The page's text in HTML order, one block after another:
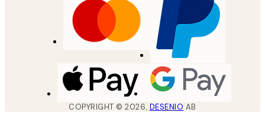
COPYRIGHT ©2026, DESENIO AB